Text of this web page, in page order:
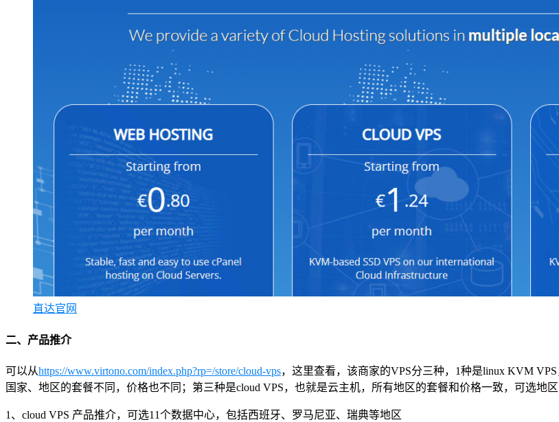
直达官网
二、产品推介
可以从https://www.virtono.com/index.php?rp=/store/cloud-vps，这里查看，该商家的VPS分三种，1种是linux KVM
国家、地区的套餐不同，价格也不同；第三种是cloud VPS，也就是云主机，所有地区的套餐和价格一致，可选地区
1、cloud VPS 产品推介，可选11个数据中心，包括西班牙、罗马尼亚、瑞典等地区